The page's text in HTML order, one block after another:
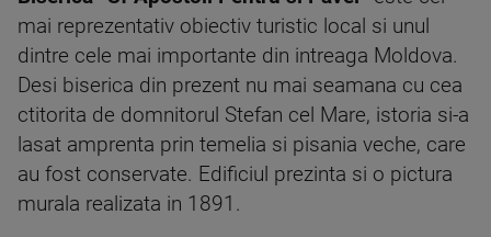
mai reprezentativ obiectiv turistic local si unul
dintre cele mai importante din intreaga Moldova.
Desi biserica din prezent nu mai seamana cu cea
ctitorita de domnitorul Stefan cel Mare, istoria si-a
lasat amprenta prin temelia si pisania veche, care
au fost conservate. Edificiul prezinta si o pictura
murala realizata in 1891.